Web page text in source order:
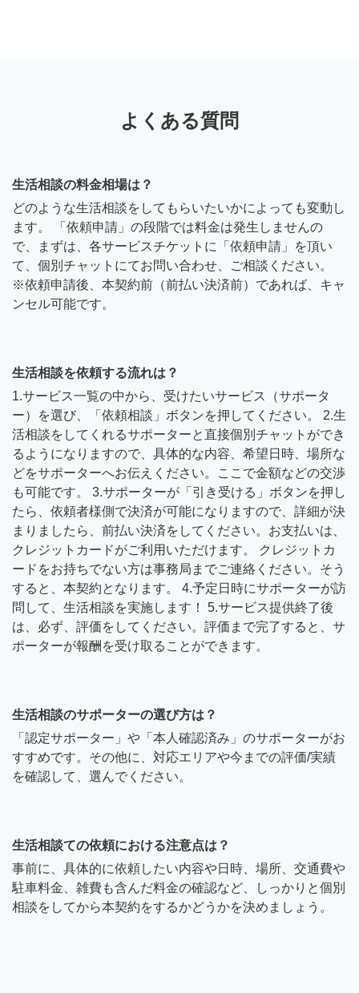
よくある質問
生活相談の料金相場は？
どのような生活相談をしてもらいたいかによっても変動し
ます。 「依頼申請」の段階では料金は発生しませんの
で、まずは、各サービスチケットに「依頼申請」を頂い
て、個別チャットにてお問い合わせ、ご相談ください。
※依頼申請後、本契約前（前払い決済前）であれば、キャ
ンセル可能です。
生活相談を依頼する流れは？
1.サービス一覧の中から、受けたいサービス（サポータ
ー）を選び、「依頼相談」ボタンを押してください。 2.生
活相談をしてくれるサポーターと直接個別チャットができ
るようになりますので、具体的な内容、希望日時、場所な
どをサポーターへお伝えください。ここで金額などの交渉
も可能です。 3.サポーターが「引き受ける」ボタンを押し
たら、依頼者様側で決済が可能になりますので、詳細が決
まりましたら、前払い決済をしてください。お支払いは、
クレジットカードがご利用いただけます。 クレジットカ
ードをお持ちでない方は事務局までご連絡ください。そう
すると、本契約となります。 4.予定日時にサポーターが訪
問して、生活相談を実施します！ 5.サービス提供終了後
は、必ず、評価をしてください。評価まで完了すると、サ
ポーターが報酬を受け取ることができます。
生活相談のサポーターの選び方は？
「認定サポーター」や「本人確認済み」のサポーターがお
すすめです。その他に、対応エリアや今までの評価/実績
を確認して、選んでください。
生活相談ての依頼における注意点は？
事前に、具体的に依頼したい内容や日時、場所、交通費や
駐車料金、雑費も含んだ料金の確認など、しっかりと個別
相談をしてから本契約をするかどうかを決めましょう。